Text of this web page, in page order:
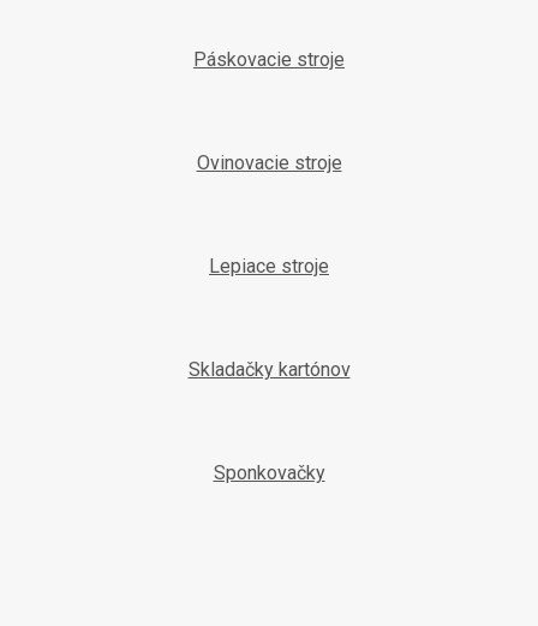
Páskovacie stroje
Ovinovacie stroje
Lepiace stroje
Skladačky kartónov
Sponkovačky